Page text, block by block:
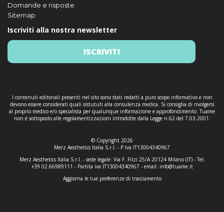
Domande e risposte
Sitemap
Iscriviti alla nostra newsletter
ISCRIVITI
I contenuti editoriali presenti nel sito sono stati redatti a puro scopo informativo e non
devono essere considerati quali sistututi alla consulenza medica. Si consiglia di rivolgersi
al proprio medico e/o specialista per qualunque informazione e approfondimento. Tuame
non è sottoposto alle regolamentizzazioni introdotte dalla Legge n.62 del 7.03.2001.
© Copyright 2026
Merz Aesthetics Italia S.r.l. - P.Iva IT13004340967
Merz Aesthetics Italia S.r.l. - sede legale: Via F. Filzi 25/A 20124 Milano (IT) - Tel.
+39 02 66989111 - Partita iva IT13004340967 - email: info@tuame.it
Aggiorna le tue preferenze di tracciamento